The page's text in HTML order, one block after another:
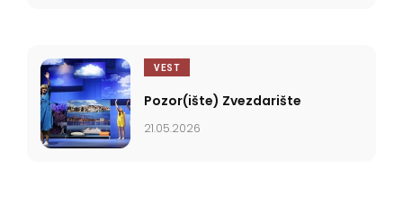
VEST
Pozor(ište) Zvezdarište
21.05.2026